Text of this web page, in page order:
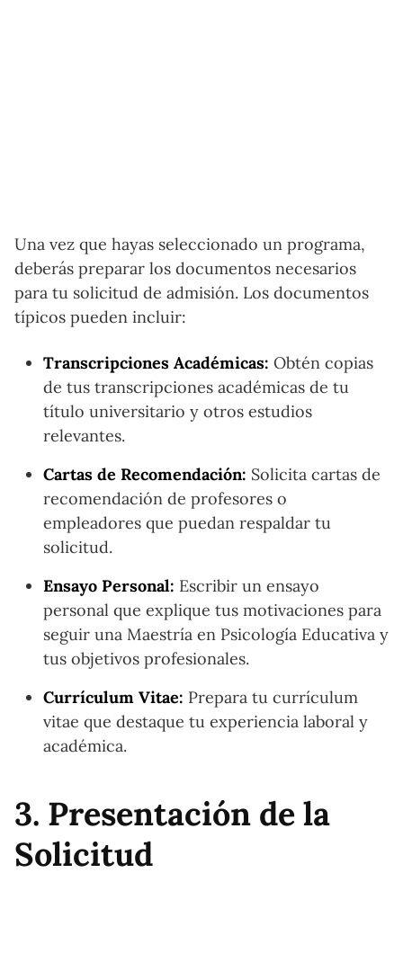
Una vez que hayas seleccionado un programa,
deberás preparar los documentos necesarios
para tu solicitud de admisión. Los documentos
típicos pueden incluir:
Transcripciones Académicas: Obtén copias
de tus transcripciones académicas de tu
título universitario y otros estudios
relevantes.
Cartas de Recomendación: Solicita cartas de
recomendación de profesores o
empleadores que puedan respaldar tu
solicitud.
Ensayo Personal: Escribir un ensayo
personal que explique tus motivaciones para
seguir una Maestría en Psicología Educativa y
tus objetivos profesionales.
Currículum Vitae: Prepara tu currículum
vitae que destaque tu experiencia laboral y
académica.
3. Presentación de la
Solicitud